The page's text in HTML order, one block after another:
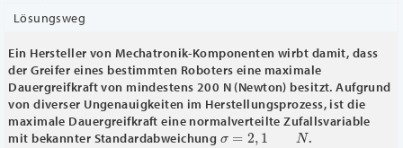
Lösungsweg
Ein Hersteller von Mechatronik-Komponenten wirbt damit, dass
der Greifer eines bestimmten Roboters eine maximale
Dauergreifkraft von mindestens 200 N (Newton) besitzt. Aufgrund
von diverser Ungenauigkeiten im Herstellungsprozess, ist die
maximale Dauergreifkraft eine normalverteilte Zufallsvariable
mit bekannter Standardabweichung σ=2,1N
.